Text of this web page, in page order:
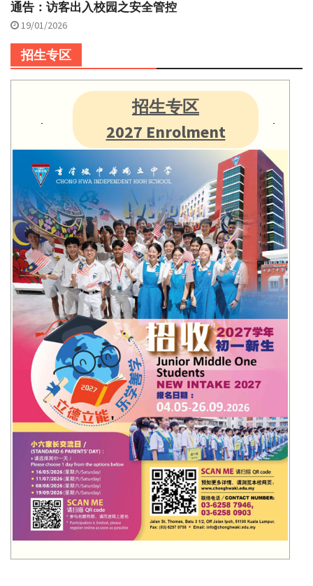
通告：访客出入校园之安全管控
19/01/2026
招生专区
招生专区
2027 Enrolment